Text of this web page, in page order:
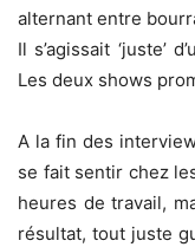
alternant entre
Il s’agissait ‘juste’
Les deux shows
A la fin des
se fait sentir chez
heures de travail,
résultat, tout juste